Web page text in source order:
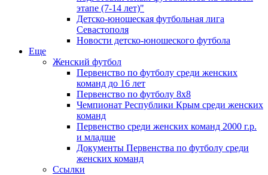
этапе (7-14 лет)"
Детско-юношеская футбольная лига
Севастополя
Новости детско-юношеского футбола
Еще
Женский футбол
Первенство по футболу среди женских
команд до 16 лет
Первенство по футболу 8х8
Чемпионат Республики Крым среди женских
команд
Первенство среди женских команд 2000 г.р.
и младше
Документы Первенства по футболу среди
женских команд
Ссылки